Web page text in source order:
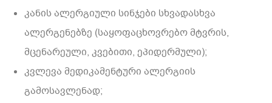
კანის ალერგიული სინჯები სხვადასხვა
ალერგენებზე (საყოფაცხოვრებო მტვრის,
მცენარეული, კვებითი, ეპიდერმული);
კვლევა მედიკამენტური ალერგიის
გამოსავლენად;